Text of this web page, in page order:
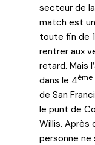
secteur de
match est
toute fin de 1
rentrer aux
retard. Mais
dans le 4ème
de San
le punt de
Willis.
personne ne